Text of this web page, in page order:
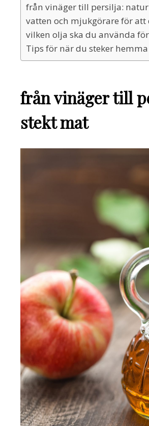
från vinäger till persilja:
vatten och mjukgörare för
vilken olja ska du använda
Tips för när du steker hemma
från vinäger till
stekt mat